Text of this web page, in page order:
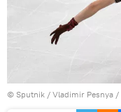
© Sputnik / Vladimir Pesnya /